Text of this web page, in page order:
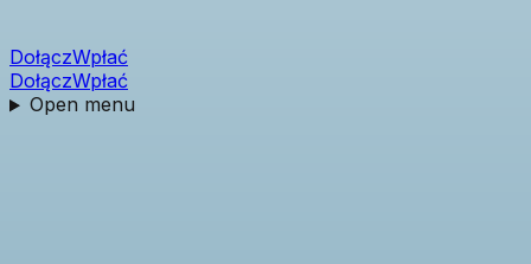
DołączWpłać
DołączWpłać
Open menu